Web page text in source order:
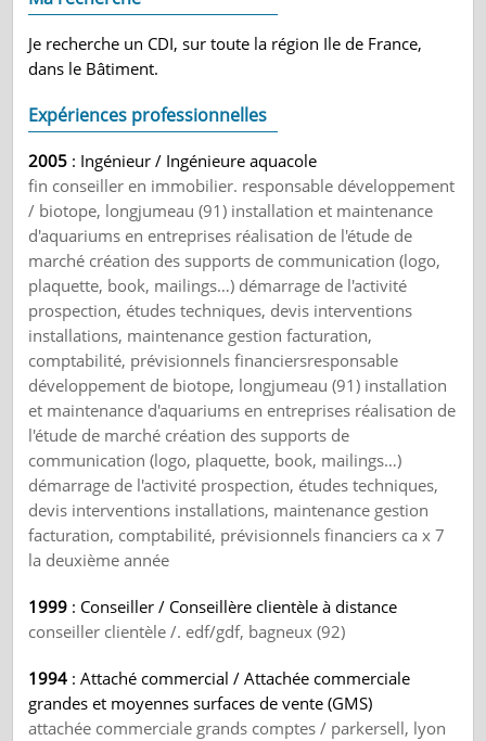
Je recherche un CDI, sur toute la région Ile de France,
dans le Bâtiment.
Expériences professionnelles
2005 : Ingénieur / Ingénieure aquacole
fin conseiller en immobilier. responsable développement
/ biotope, longjumeau (91) installation et maintenance
d'aquariums en entreprises réalisation de l'étude de
marché création des supports de communication (logo,
plaquette, book, mailings…) démarrage de l'activité
prospection, études techniques, devis interventions
installations, maintenance gestion facturation,
comptabilité, prévisionnels financiersresponsable
développement de biotope, longjumeau (91) installation
et maintenance d'aquariums en entreprises réalisation de
l'étude de marché création des supports de
communication (logo, plaquette, book, mailings…)
démarrage de l'activité prospection, études techniques,
devis interventions installations, maintenance gestion
facturation, comptabilité, prévisionnels financiers ca x 7
la deuxième année
1999 : Conseiller / Conseillère clientèle à distance
conseiller clientèle /. edf/gdf, bagneux (92)
1994 : Attaché commercial / Attachée commerciale
grandes et moyennes surfaces de vente (GMS)
attachée commerciale grands comptes / parkersell, lyon